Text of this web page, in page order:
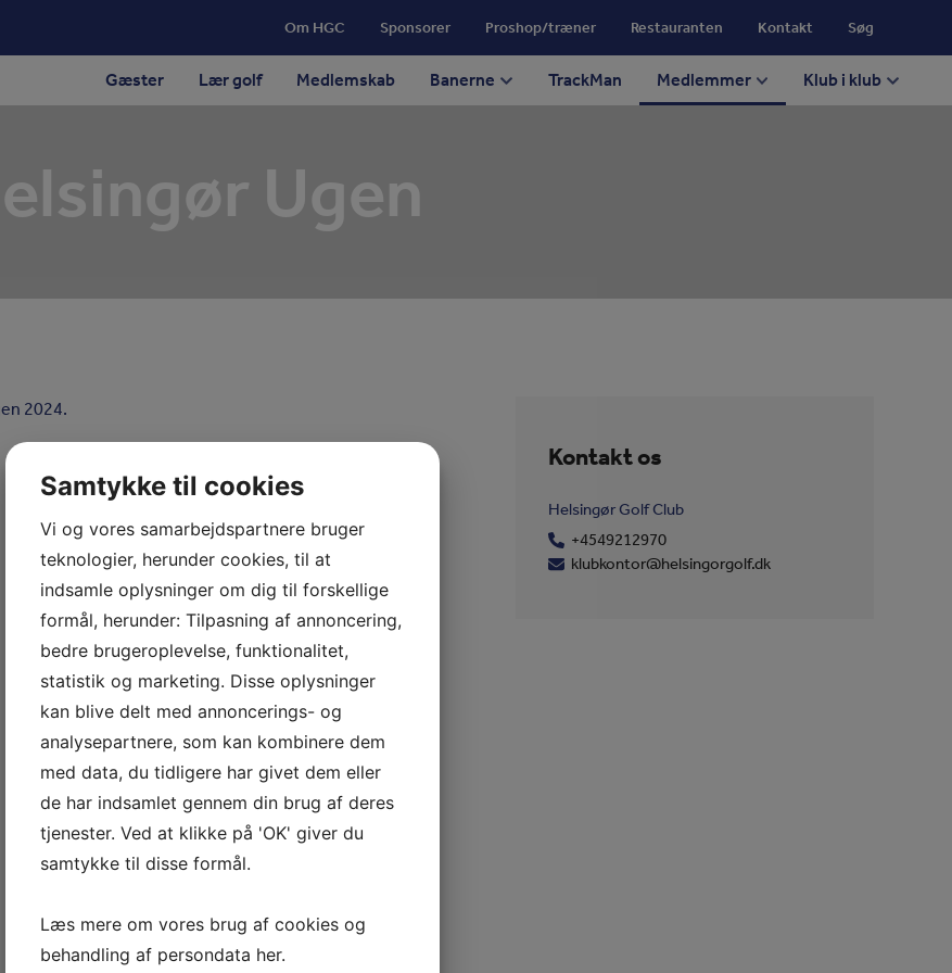
Om HGC Sponsorer Proshop/træner Restauranten Kontakt Søg
Gæster Lær golf Medlemskab Banerne TrackMan Medlemmer Klub i klub
Ugen
2024.
Kontakt os
Helsingør Golf Club
+4549212970
klubkontor@helsingorgolf.dk
Samtykke til cookies
Vi og vores samarbejdspartnere bruger
teknologier, herunder cookies, til at
indsamle oplysninger om dig til forskellige
formål, herunder: Tilpasning af annoncering,
bedre brugeroplevelse, funktionalitet,
statistik og marketing. Disse oplysninger
kan blive delt med annoncerings- og
analysepartnere, som kan kombinere dem
med data, du tidligere har givet dem eller
de har indsamlet gennem din brug af deres
tjenester. Ved at klikke på 'OK' giver du
samtykke til disse formål.
Læs mere om vores brug af cookies og
behandling af persondata her.